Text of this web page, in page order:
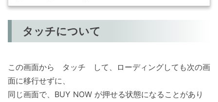
タッチについて
この画面から タッチ して、ローディングしても次の画
面に移行せずに、
同じ画面で、BUY NOW が押せる状態になることがあり